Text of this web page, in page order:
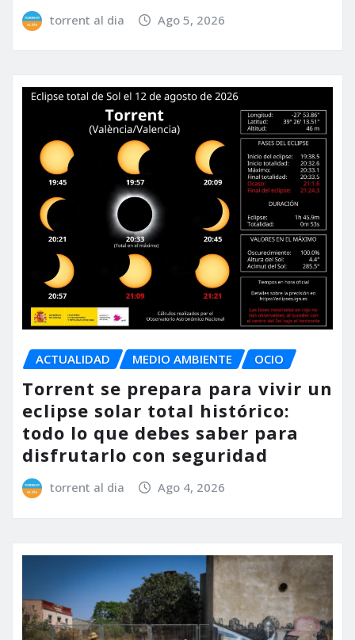
torrent al dia Ago 5, 2026
ACTUALIDAD MEDIO AMBIENTE OCIO
Torrent se prepara para vivir un
eclipse solar total histórico:
todo lo que debes saber para
disfrutarlo con seguridad
torrent al dia Ago 4, 2026